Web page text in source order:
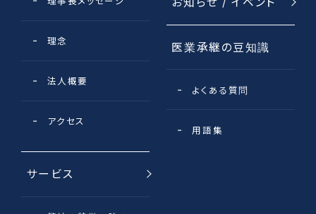
理念
法⼈概要
アクセス
サービス
医業承継の豆知識
よくある質問
用語集